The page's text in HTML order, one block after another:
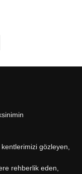
gözleyen,
rehberlik eden,